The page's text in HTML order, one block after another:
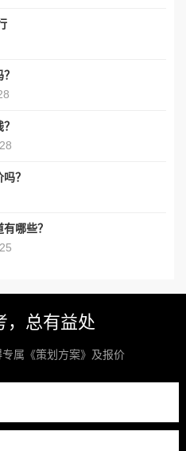
？
哪些？
，总有益处
属《策划方案》及报价